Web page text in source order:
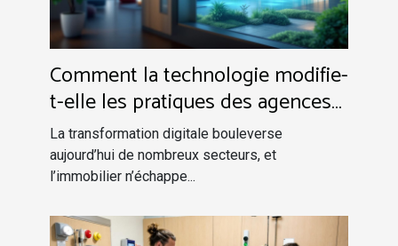
Comment la technologie modifie-
t-elle les pratiques des agences
immobilières ?
La transformation digitale bouleverse
aujourd’hui de nombreux secteurs, et
l’immobilier n’échappe...